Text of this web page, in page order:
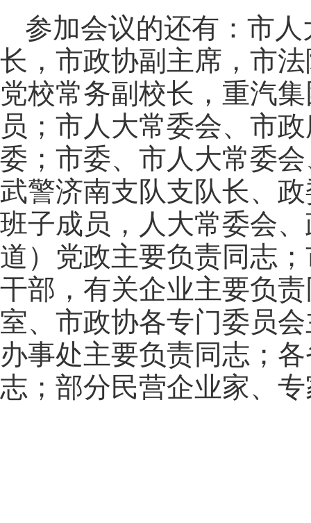
参加会议的还有：市
长，市政协副主席，市
党校常务副校长，重汽
员；市人大常委会、市
委；市委、市人大常委
武警济南支队支队长、
班子成员，人大常委会
道）党政主要负责同志
干部，有关企业主要负
室、市政协各专门委员
办事处主要负责同志；
志；部分民营企业家、